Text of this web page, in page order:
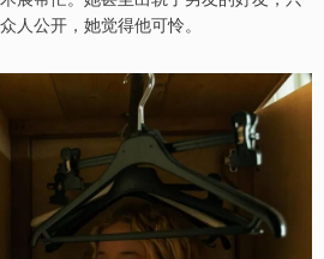
人公开，她觉得他可怜。